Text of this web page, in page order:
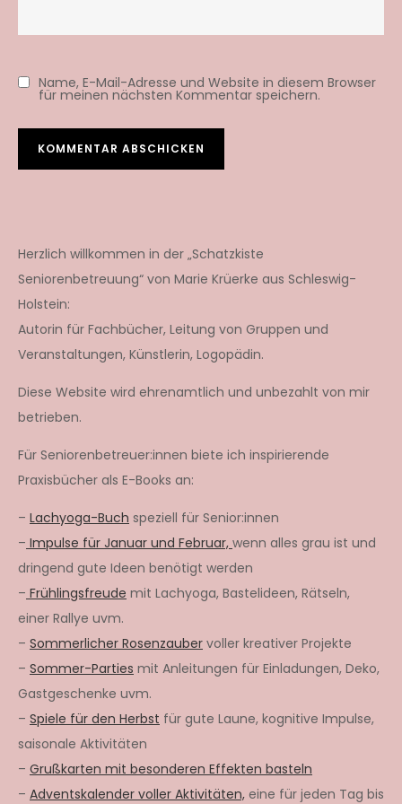
Name, E-Mail-Adresse und Website in diesem Browser
für meinen nächsten Kommentar speichern.
Herzlich willkommen in der „Schatzkiste
Seniorenbetreuung“ von Marie Krüerke aus Schleswig-
Holstein:
Autorin für Fachbücher, Leitung von Gruppen und
Veranstaltungen, Künstlerin, Logopädin.
Diese Website wird ehrenamtlich und unbezahlt von mir
betrieben.
Für Seniorenbetreuer:innen biete ich inspirierende
Praxisbücher als E-Books an:
– Lachyoga-Buch speziell für Senior:innen
– Impulse für Januar und Februar, wenn alles grau ist und
dringend gute Ideen benötigt werden
– Frühlingsfreude mit Lachyoga, Bastelideen, Rätseln,
einer Rallye uvm.
– Sommerlicher Rosenzauber voller kreativer Projekte
– Sommer-Parties mit Anleitungen für Einladungen, Deko,
Gastgeschenke uvm.
– Spiele für den Herbst für gute Laune, kognitive Impulse,
saisonale Aktivitäten
– Grußkarten mit besonderen Effekten basteln
– Adventskalender voller Aktivitäten, eine für jeden Tag bis